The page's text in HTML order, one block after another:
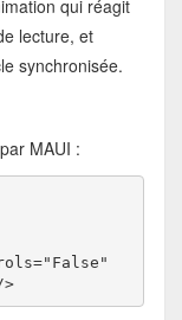
qui réagit
lecture, et
synchronisée.
MAUI :